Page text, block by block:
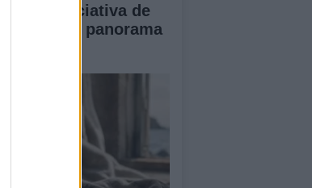
de la iniciativa de
en el panorama